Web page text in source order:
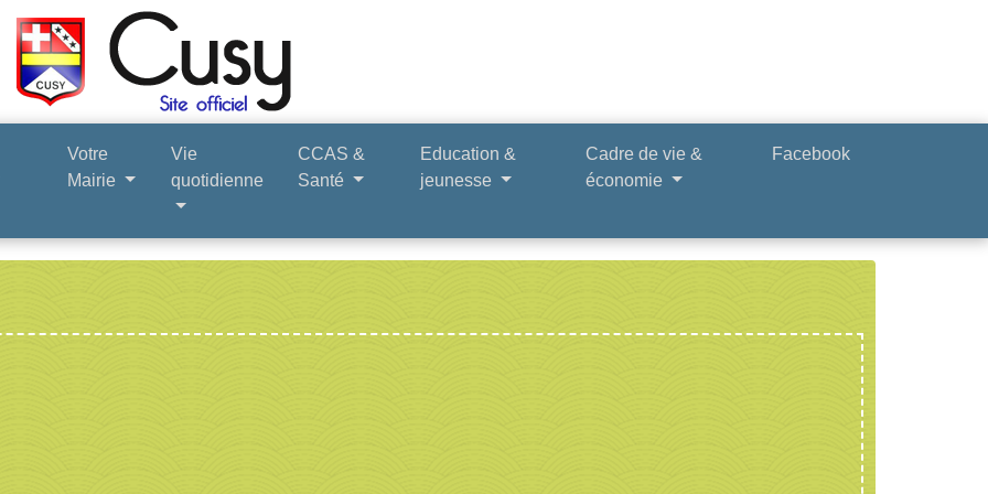
Votre
Mairie
Vie
quotidienne
CCAS &
Santé
Education &
jeunesse
Cadre de vie &
économie
Facebook